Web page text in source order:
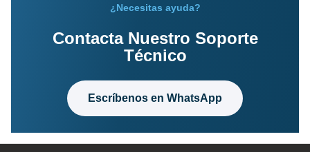
¿Necesitas ayuda?
Contacta Nuestro Soporte
Técnico
Escríbenos en WhatsApp